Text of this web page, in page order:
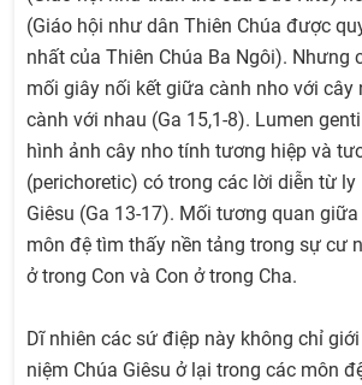
(Giáo hội như dân Thiên Chúa được
nhất của Thiên Chúa Ba Ngôi). Nhưng
mối giây nối kết giữa cành nho với cây
cành với nhau (Ga 15,1-8). Lumen
hình ảnh cây nho tính tương hiệp và
(perichoretic) có trong các lời diễn từ ly
Giêsu (Ga 13-17). Mối tương quan
môn đệ tìm thấy nền tảng trong sự cư
ở trong Con và Con ở trong Cha.
Dĩ nhiên các sứ điệp này không chỉ
niệm Chúa Giêsu ở lại trong các môn